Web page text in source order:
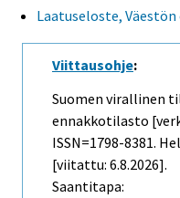
Laatuseloste,
Viittausohje:
Suomen virallinen
ennakkotilasto
ISSN=1798-8381.
[viitattu: 6.8.2026].
Saantitapa: